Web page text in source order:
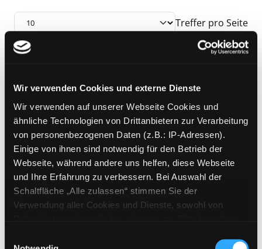
Wir verwenden Cookies und externe Dienste
Wir verwenden auf unserer Webseite Cookies und
ähnliche Technologien von Drittanbietern zur Verarbeitung
von personenbezogenen Daten (z.B.: IP-Adressen).
Einige von ihnen sind notwendig für den Betrieb der
Webseite, während andere uns helfen, diese Webseite
und Ihre Erfahrung zu verbessern. Bei Auswahl der
Schaltfläche „Alle zulassen“ stimmen Sie der
Verwendung aller Cookies und Dienste, sowohl von
Cookies von Drittanbietern, eine Verarbeitung in
Treffer pro Seite
Exemplar-Details von Halo 4 - Forward Unto
Mediengruppe:
Dawn
Verfasser:Hendler, Stewart [Regie]
Jahr: 2013Verlag:o. O., Polyband
Zu den Suchfiltern springen
Sortieren nach